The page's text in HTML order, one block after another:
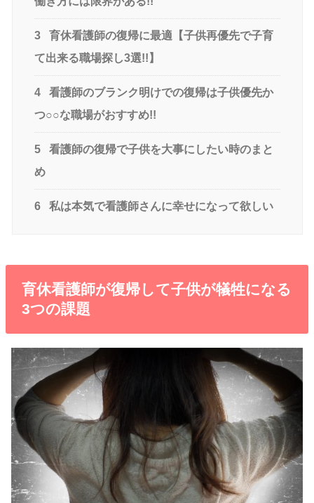
3
育休看護師の復帰に最適【子供再優先で子育
て出来る職場探し3選!!】
4
看護師のブランク明けでの復帰は子供優先か
つ○○な職場がおすすめ!!
5
看護師の復帰で子供を大事にしたい時のまと
め
6 私は本気で看護師さんに幸せになって欲しい
育休看護師が復帰して子供が犠牲になる
3つの課題